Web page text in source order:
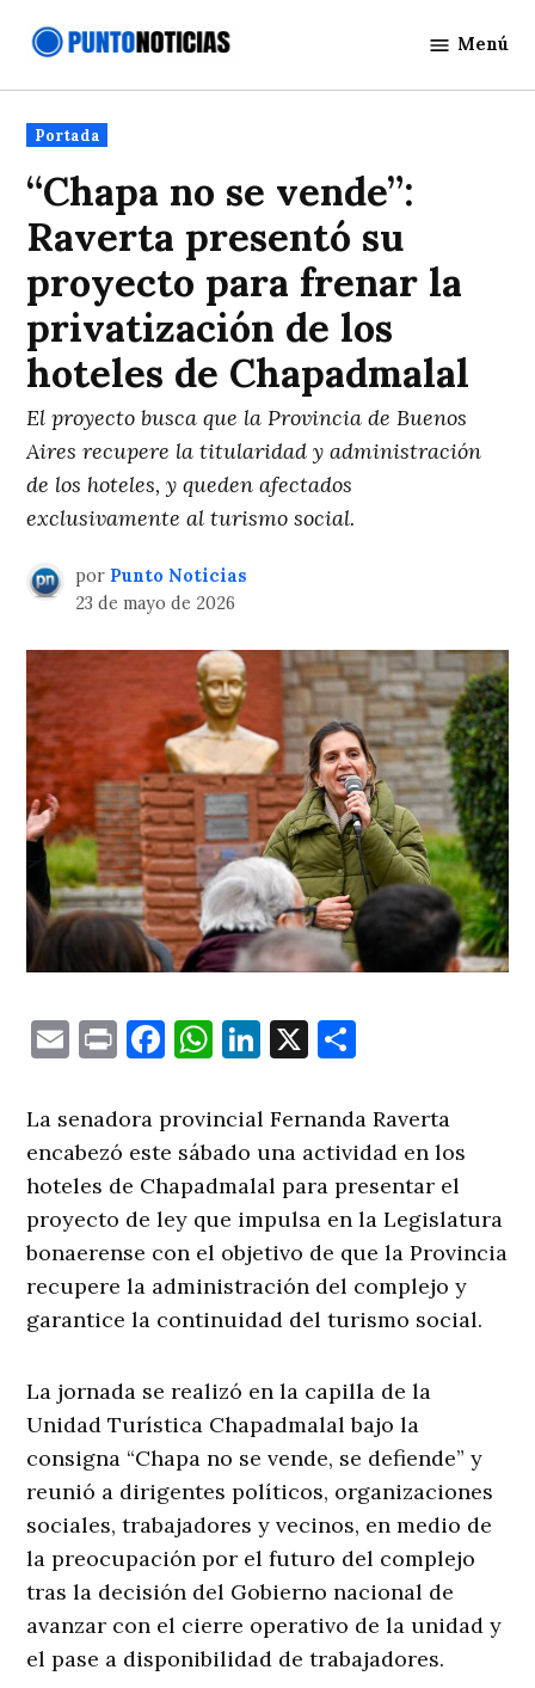
Noticias
Menú
Publicado
en
Portada
“Chapa no se vende”:
Raverta presentó su
proyecto para frenar la
privatización de los
hoteles de Chapadmalal
El proyecto busca que la Provincia de Buenos
Aires recupere la titularidad y administración
de los hoteles, y queden afectados
exclusivamente al turismo social.
por Punto Noticias
23 de mayo de 2026
EmailPrintFacebook
WhatsApp
LinkedIn
X
La senadora provincial Fernanda Raverta
encabezó este sábado una actividad en los
hoteles de Chapadmalal para presentar el
proyecto de ley que impulsa en la Legislatura
bonaerense con el objetivo de que la Provincia
recupere la administración del complejo y
garantice la continuidad del turismo social.
La jornada se realizó en la capilla de la
Unidad Turística Chapadmalal bajo la
consigna “Chapa no se vende, se defiende” y
reunió a dirigentes políticos, organizaciones
sociales, trabajadores y vecinos, en medio de
la preocupación por el futuro del complejo
tras la decisión del Gobierno nacional de
avanzar con el cierre operativo de la unidad y
el pase a disponibilidad de trabajadores.